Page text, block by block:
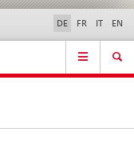
Kontakt | Support & Hilfe
DE FR IT EN